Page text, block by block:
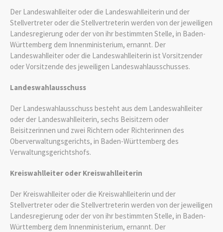
Der Landeswahlleiter oder die Landeswahlleiterin und der
Stellvertreter oder die Stellvertreterin werden von der jeweiligen
Landesregierung oder der von ihr bestimmten Stelle, in Baden-
Württemberg dem Innenministerium, ernannt. Der
Landeswahlleiter oder die Landeswahlleiterin ist Vorsitzender
oder Vorsitzende des jeweiligen Landeswahlausschusses.
Landeswahlausschuss
Der Landeswahlausschuss besteht aus dem Landeswahlleiter
oder der Landeswahlleiterin, sechs Beisitzern oder
Beisitzerinnen und zwei Richtern oder Richterinnen des
Oberverwaltungsgerichts, in Baden-Württemberg des
Verwaltungsgerichtshofs.
Kreiswahlleiter oder Kreiswahlleiterin
Der Kreiswahlleiter oder die Kreiswahlleiterin und der
Stellvertreter oder die Stellvertreterin werden von der jeweiligen
Landesregierung oder der von ihr bestimmten Stelle, in Baden-
Württemberg dem Innenministerium, ernannt. Der